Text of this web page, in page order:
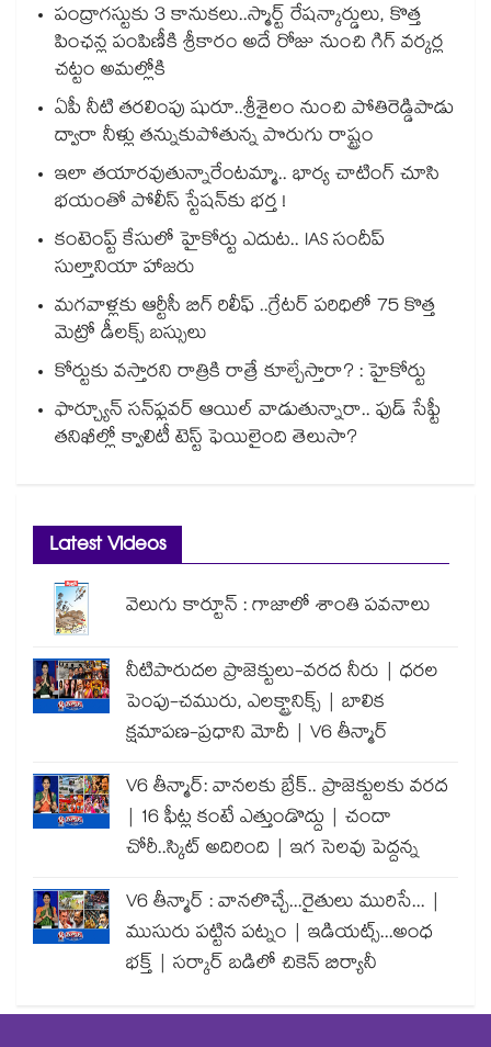
పంద్రాగస్టుకు 3 కానుకలు..స్మార్ట్ రేషన్కార్డులు, కొత్త
పింఛన్ల పంపిణీకి శ్రీకారం అదే రోజు నుంచి గిగ్ వర్కర్ల
చట్టం అమల్లోకి
ఏపీ నీటి తరలింపు షురూ..శ్రీశైలం నుంచి పోతిరెడ్డిపాడు
ద్వారా నీళ్లు తన్నుకుపోతున్న పొరుగు రాష్ట్రం
ఇలా తయారవుతున్నారేంటమ్మా.. భార్య చాటింగ్ చూసి
భయంతో పోలీస్ స్టేషన్⁫కు భర్త !
కంటెంప్ట్ కేసులో హైకోర్టు ఎదుట.. IAS సందీప్
సుల్తానియా హాజరు
మగవాళ్లకు ఆర్టీసీ బిగ్ రిలీఫ్ ..గ్రేటర్ పరిధిలో 75 కొత్త
మెట్రో డీలక్స్ బస్సులు
కోర్టుకు వస్తారని రాత్రికి రాత్రే కూల్చేస్తారా? : హైకోర్టు
ఫార్చ్యూన్ సన్‌ఫ్లవర్ ఆయిల్ వాడుతున్నారా.. ఫుడ్ సేఫ్టీ
తనిఖీల్లో క్వాలిటీ టెస్ట్ ఫెయిలైంది తెలుసా?
Latest Videos
వెలుగు కార్టూన్ : గాజాలో శాంతి పవనాలు
నీటిపారుదల ప్రాజెక్టులు-వరద నీరు | ధరల
పెంపు-చమురు, ఎలక్ట్రానిక్స్ | బాలిక
క్షమాపణ-ప్రధాని మోదీ | V6 తీన్మార్
V6 తీన్మార్: వానలకు బ్రేక్.. ప్రాజెక్టులకు వరద
| 16 ఫీట్ల కంటే ఎత్తుండొద్దు | చందా
చోరీ..స్కిట్ అదిరింది | ఇగ సెలవు పెద్దన్న
V6 తీన్మార్ : వానలొచ్చే...రైతులు మురిసే... |
ముసురు పట్టిన పట్నం | ఇడియట్స్...అంధ
భక్త్ | సర్కార్ బడిలో చికెన్ బిర్యానీ